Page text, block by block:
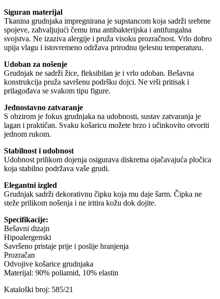
Siguran materijal
Tkanina grudnjaka impregnirana je supstancom koja sadrži srebrne
spojeve, zahvaljujući čemu ima antibakterijska i antifungalna
svojstva. Ne izaziva alergije i pruža visoku prozračnost. Vrlo dobro
upija vlagu i istovremeno održava prirodnu tjelesnu temperaturu.
Udoban za nošenje
Grudnjak ne sadrži žice, fleksibilan je i vrlo udoban. Bešavna
konstrukcija pruža savršenu podršku dojci. Ne vrši pritisak i
prilagođava se svakom tipu figure.
Jednostavno zatvaranje
S obzirom je fokus grudnjaka na udobnosti, sustav zatvaranja je
lagan i praktičan. Svaku košaricu možete brzo i učinkovito otvoriti
jednom rukom.
Stabilnost i udobnost
Udobnost prilikom dojenja osigurava diskretna ojačavajuća pločica
koja stabilno podržava vaše grudi.
Elegantni izgled
Grudnjak sadrži dekorativnu čipku koja mu daje šarm. Čipka ne
steže prilikom nošenja i ne iritira kožu dok dojite.
Specifikacije:
Bešavni dizajn
Hipoalergenski
Savršeno pristaje prije i poslije hranjenja
Prozračan
Odvojive košarice grudnjaka
Materijal: 90% poliamid, 10% elastin
Kataloški broj: 585/21